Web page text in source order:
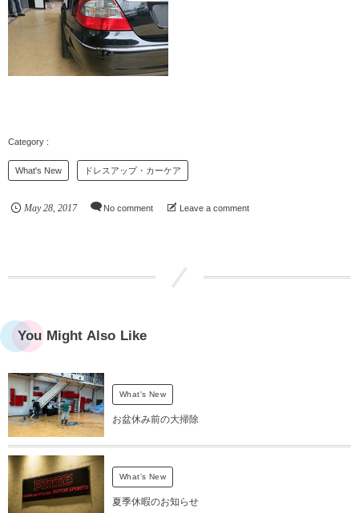
What's New ドレスアップ・カーケア
May 28, 2017 No comment Leave a comment
You Might Also Like
What's New
お盆休み前の大掃除
What's New
夏季休暇のお知らせ